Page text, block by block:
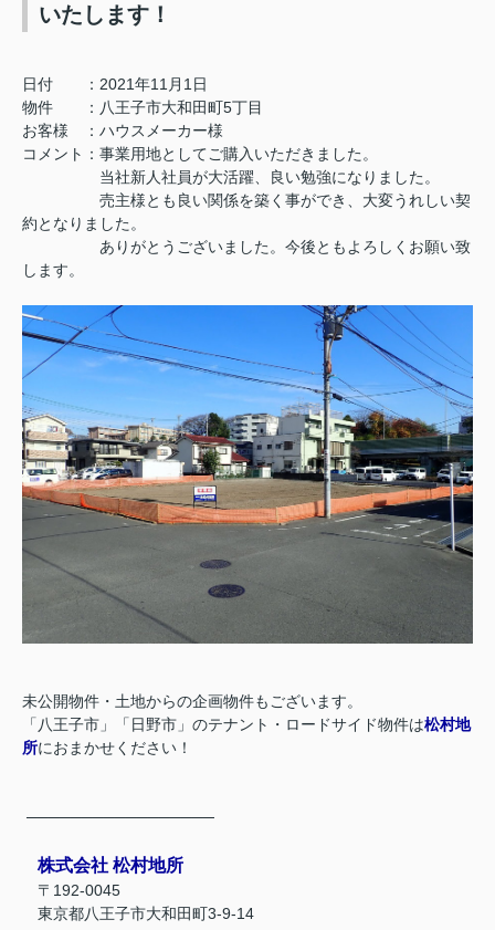
いたします！
日付 ：2021年11月1日
物件 ：八王子市大和田町5丁目
お客様 ：ハウスメーカー様
コメント：事業用地としてご購入いただきました。
当社新人社員が大活躍、良い勉強になりました。
売主様とも良い関係を築く事ができ、大変うれしい契
約となりました。
ありがとうございました。今後ともよろしくお願い致
します。
未公開物件・土地からの企画物件もございます。
「八王子市」「日野市」のテナント・ロードサイド物件は松村地
所におまかせください！
─────────────────
株式会社 松村地所
〒192-0045
東京都八王子市大和田町3-9-14